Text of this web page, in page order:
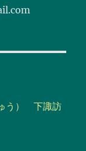
う） 下諏訪